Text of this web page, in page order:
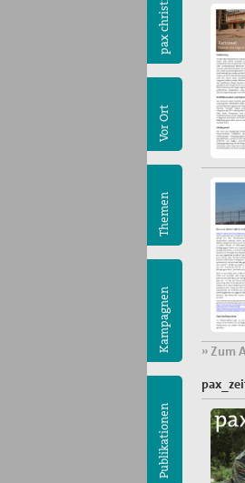
pax christi
Vor Ort
Themen
Kampagnen
Publikationen
» Zum